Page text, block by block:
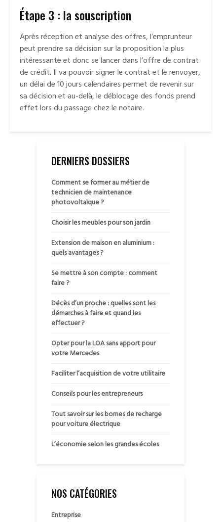
Étape 3 : la souscription
Après réception et analyse des offres, l’emprunteur
peut prendre sa décision sur la proposition la plus
intéressante et donc se lancer dans l’offre de contrat
de crédit. Il va pouvoir signer le contrat et le renvoyer,
un délai de 10 jours calendaires permet de revenir sur
sa décision et au-delà, le déblocage des fonds prend
effet lors du passage chez le notaire.
DERNIERS DOSSIERS
Comment se former au métier de
technicien de maintenance
photovoltaïque ?
Choisir les meubles pour son jardin
Extension de maison en aluminium :
quels avantages ?
Se mettre à son compte : comment
faire ?
Décès d’un proche : quelles sont les
démarches à faire et quand les
effectuer ?
Opter pour la LOA sans apport pour
votre Mercedes
Faciliter l’acquisition de votre utilitaire
Conseils pour les entrepreneurs
Tout savoir sur les bornes de recharge
pour voiture électrique
L’économie selon les grandes écoles
NOS CATÉGORIES
Entreprise